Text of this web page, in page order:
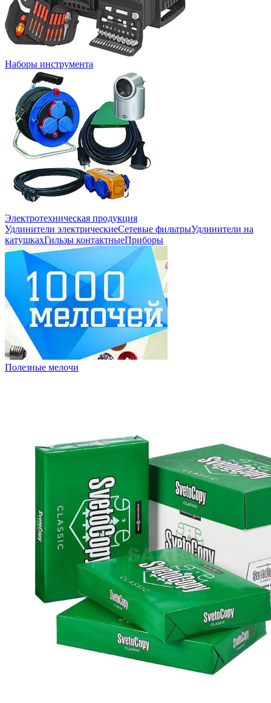
Наборы инструмента
Электротехническая продукция
Удлинители электрическиеСетевые фильтрыУдлинители на
катушкахГильзы контактныеПриборы
Полезные мелочи